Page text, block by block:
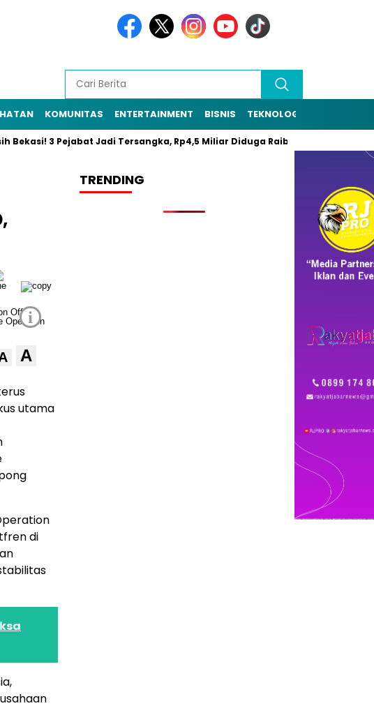
KOMUNITAS ENTERTAINMENT BISNIS TEKNOLOGI
3 Pejabat Jadi Tersangka, Rp4,5 Miliar Diduga Raib
i
A
utama
di
TRENDING